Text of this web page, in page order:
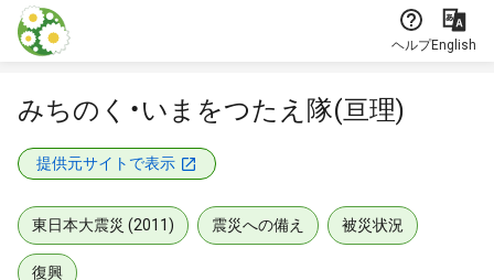
本文に飛ぶ
ヘルプEnglish
みちのく・いまをつたえ隊(亘理)
提供元サイトで表示
東日本大震災 (2011) 震災への備え 被災状況
復興